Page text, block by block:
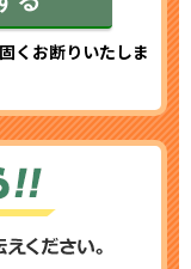
くお断りいたしま